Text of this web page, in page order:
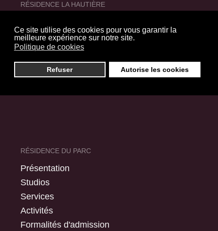
Ce site utilise des cookies pour vous garantir la
meilleure expérience sur notre site.
Politique de cookies
Refuser Autorise les cookies
RÉSIDENCE LA HAUTIÈRE
Chambres
Services
Activités
Équipements et innovations
RÉSIDENCE DU PARC
Présentation
Studios
Services
Activités
Formalités d'admission